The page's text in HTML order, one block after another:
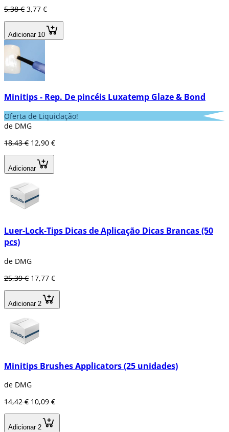
5,38 € 3,77 €
Adicionar 10
Minitips - Rep. De pincéis Luxatemp Glaze & Bond
Oferta de Liquidação!
de DMG
18,43 € 12,90 €
Adicionar
Luer-Lock-Tips Dicas de Aplicação Dicas Brancas (50
pcs)
de DMG
25,39 € 17,77 €
Adicionar 2
Minitips Brushes Applicators (25 unidades)
de DMG
14,42 € 10,09 €
Adicionar 2